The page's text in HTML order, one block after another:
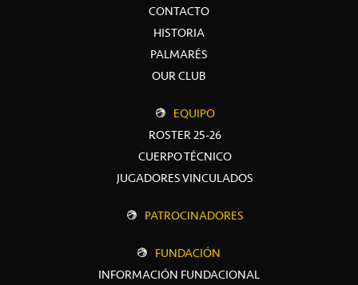
CONTACTO
HISTORIA
PALMARÉS
OUR CLUB
EQUIPO
ROSTER 25-26
CUERPO TÉCNICO
JUGADORES VINCULADOS
PATROCINADORES
FUNDACIÓN
INFORMACIÓN FUNDACIONAL